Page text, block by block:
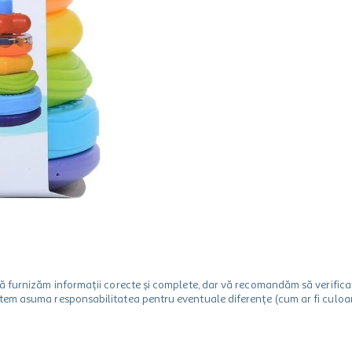
furnizăm informații corecte și complete, dar vă recomandăm să
asuma responsabilitatea pentru eventuale diferențe (cum ar fi